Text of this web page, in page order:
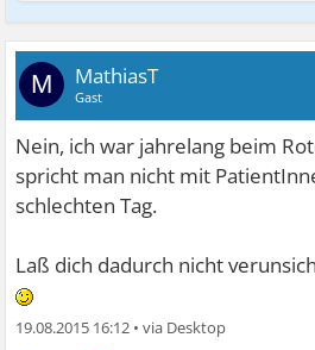
M MathiasT
Gast
Nein, ich war jahrelang beim
spricht man nicht mit
schlechten Tag.
Laß dich dadurch nicht
19.08.2015 16:12 •